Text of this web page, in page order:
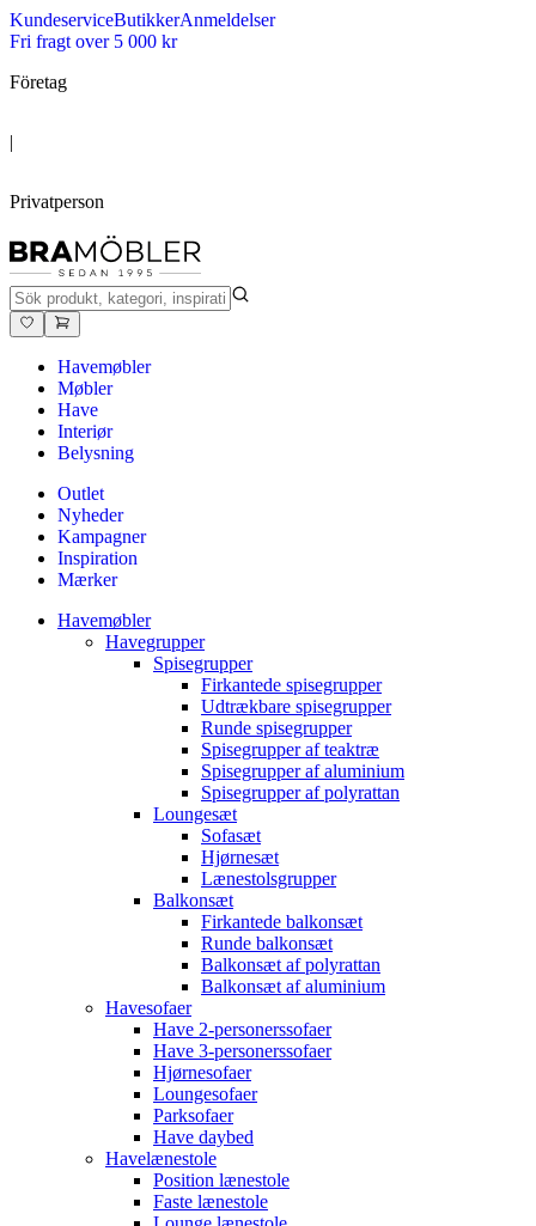
KundeserviceButikkerAnmeldelser
Fri fragt over 5 000 kr
Företag
|
Privatperson
Havemøbler
Møbler
Have
Interiør
Belysning
Outlet
Nyheder
Kampagner
Inspiration
Mærker
Havemøbler
Havegrupper
Spisegrupper
Firkantede spisegrupper
Udtrækbare spisegrupper
Runde spisegrupper
Spisegrupper af teaktræ
Spisegrupper af aluminium
Spisegrupper af polyrattan
Loungesæt
Sofasæt
Hjørnesæt
Lænestolsgrupper
Balkonsæt
Firkantede balkonsæt
Runde balkonsæt
Balkonsæt af polyrattan
Balkonsæt af aluminium
Havesofaer
Have 2-personerssofaer
Have 3-personerssofaer
Hjørnesofaer
Loungesofaer
Parksofaer
Have daybed
Havelænestole
Position lænestole
Faste lænestole